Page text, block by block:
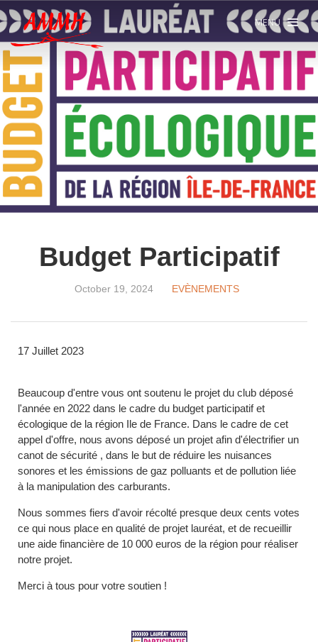
MENU
Budget Participatif
October 19, 2024 EVÈNEMENTS
17 Juillet 2023
Beaucoup d'entre vous ont soutenu le projet du club déposé
l'année en 2022 dans le cadre du budget participatif et
écologique de la région Ile de France. Dans le cadre de cet
appel d'offre, nous avons déposé un projet afin d'électrifier un
canot de sécurité , dans le but de réduire les nuisances
sonores et les émissions de gaz polluants et de pollution liée
à la manipulation des carburants.
Nous sommes fiers d'avoir récolté presque deux cents votes
ce qui nous place en qualité de projet lauréat, et de recueillir
une aide financière de 10 000 euros de la région pour réaliser
notre projet.
Merci à tous pour votre soutien !